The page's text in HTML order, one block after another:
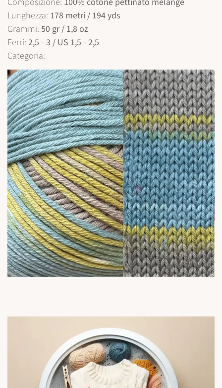
Lunghezza: 178 metri / 194 yds
Grammi: 50 gr / 1,8 oz
Ferri: 2,5 - 3 / US 1,5 - 2,5
Categoria:
Confirm your age
Are you 18 years old or older?
No, I'm not Yes, I am